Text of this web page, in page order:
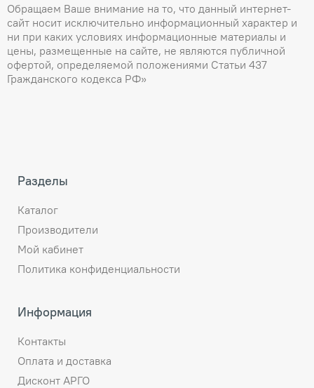
Обращаем Ваше внимание на то, что данный интернет-
сайт носит исключительно информационный характер и
ни при каких условиях информационные материалы и
цены, размещенные на сайте, не являются публичной
офертой, определяемой положениями Статьи 437
Гражданского кодекса РФ»
Разделы
Каталог
Производители
Мой кабинет
Политика конфиденциальности
Информация
Контакты
Оплата и доставка
Дисконт АРГО